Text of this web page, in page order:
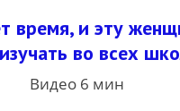
время, и эту
во всех
Видео 6 мин